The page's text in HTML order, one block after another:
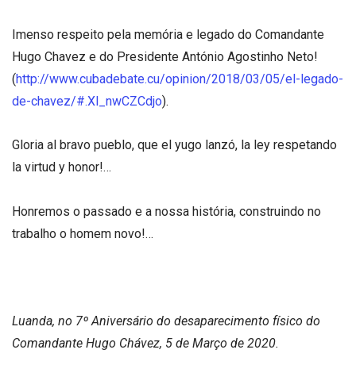
Imenso respeito pela memória e legado do Comandante
Hugo Chavez e do Presidente António Agostinho Neto!
(http://www.cubadebate.cu/opinion/2018/03/05/el-legado-
de-chavez/#.Xl_nwCZCdjo).
Gloria al bravo pueblo, que el yugo lanzó, la ley respetando
la virtud y honor!…
Honremos o passado e a nossa história, construindo no
trabalho o homem novo!…
Luanda, no 7º Aniversário do desaparecimento físico do
Comandante Hugo Chávez, 5 de Março de 2020.